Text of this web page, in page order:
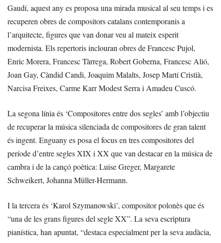
Gaudí, aquest any es proposa una mirada musical al seu temps i es
recuperen obres de compositors catalans contemporanis a
l’arquitecte, figures que van donar veu al mateix esperit
modernista. Els repertoris inclouran obres de Francesc Pujol,
Enric Morera, Francesc Tàrrega, Robert Goberna, Francesc Alió,
Joan Gay, Càndid Candi, Joaquim Malalts, Josep Martí Cristià,
Narcisa Freixes, Carme Karr Modest Serra i Amadeu Cuscó.
La segona línia és ‘Compositores entre dos segles’ amb l’objectiu
de recuperar la música silenciada de compositores de gran talent
és ingent. Enguany es posa el focus en tres compositores del
període d’entre segles XIX i XX que van destacar en la música de
cambra i de la cançó poètica: Luise Greger, Margarete
Schweikert, Johanna Müller-Hermann.
I la tercera és ‘Karol Szymanowski’, compositor polonès que és
“una de les grans figures del segle XX”. La seva escriptura
pianística, han apuntat, “destaca especialment per la seva audàcia,